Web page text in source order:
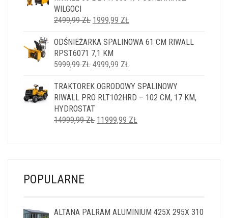
WILGOCI
2499,99ZŁ PIERWOTNA
WYNOSIŁA:
2499,99 ZŁ.
1999,99 ZŁ
WYNOSI:
ODŚNIEŻARKA SPALINOWA 61 CM RIWALL
RPST6071 7,1 KM
5999,99ZŁ PIERWOTNA
WYNOSIŁA:
5999,99 ZŁ.
4999,99 ZŁ
WYNOSI:
4999,99 ZŁ.
TRAKTOREK OGRODOWY SPALINOWY
RIWALL PRO RLT102HRD – 102 CM, 17 KM,
HYDROSTAT
14999,99ZŁ PIERWOTNA
11999,99 ZŁ
POPULARNE
ALTANA PALRAM ALUMINIUM 425X 295X 310